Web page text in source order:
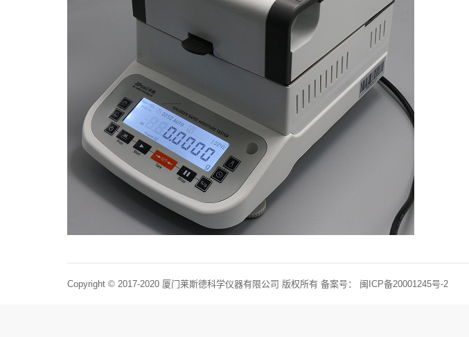
Copyright © 2017-2020 厦门莱斯德科学仪器有限公司 版权所有 备案号： 闽ICP备20001245号-2